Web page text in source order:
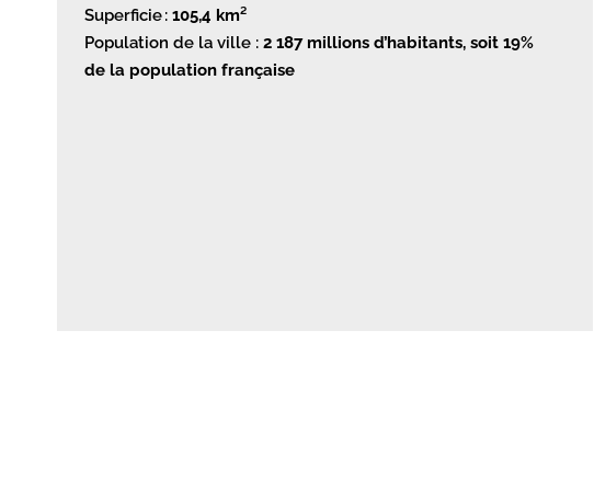
Superficie :105,4 km²
Population de la ville :2 187 millions d’habitants, soit 19%
de la population française